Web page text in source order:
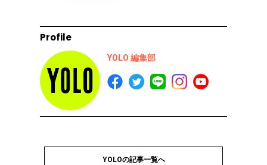
Profile
YOLO 編集部
YOLOの記事一覧へ